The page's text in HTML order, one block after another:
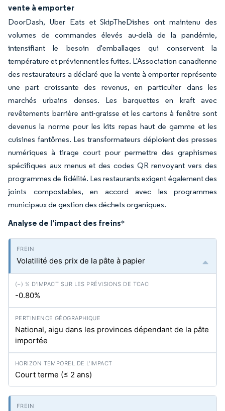
vente à emporter
DoorDash, Uber Eats et SkipTheDishes ont maintenu des
volumes de commandes élevés au-delà de la pandémie,
intensifiant le besoin d'emballages qui conservent la
température et préviennent les fuites. L'Association canadienne
des restaurateurs a déclaré que la vente à emporter représente
une part croissante des revenus, en particulier dans les
marchés urbains denses. Les barquettes en kraft avec
revêtements barrière anti-graisse et les cartons à fenêtre sont
devenus la norme pour les kits repas haut de gamme et les
cuisines fantômes. Les transformateurs déploient des presses
numériques à tirage court pour permettre des graphismes
spécifiques aux menus et des codes QR renvoyant vers des
programmes de fidélité. Les restaurants exigent également des
joints compostables, en accord avec les programmes
municipaux de gestion des déchets organiques.
Analyse de l'impact des freins*
Volatilité des prix de la pâte à papier
-0.80%
National, aigu dans les provinces dépendant de la pâte
importée
Court terme (≤ 2 ans)